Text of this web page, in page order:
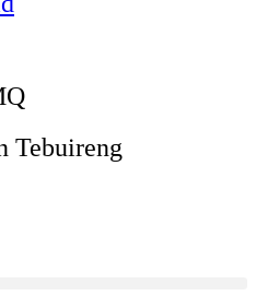
Tebuireng